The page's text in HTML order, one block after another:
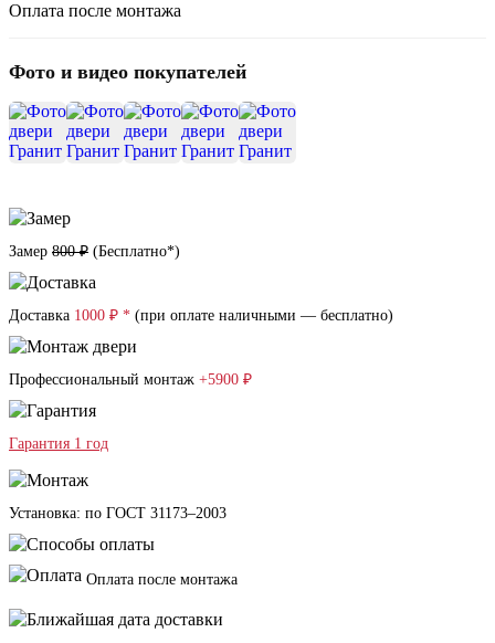
Оплата после монтажа
Фото и видео покупателей
Замер 800 ₽ (Бесплатно*)
Доставка 1000 ₽ * (при оплате наличными — бесплатно)
Профессиональный монтаж +5900 ₽
Гарантия 1 год
Установка: по ГОСТ 31173–2003
Оплата после монтажа